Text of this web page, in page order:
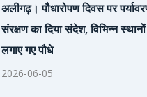
अलीगढ़। पौधारोपण दिवस पर
संरक्षण का दिया संदेश, विभिन्न
लगाए गए पौधे
2026-06-05